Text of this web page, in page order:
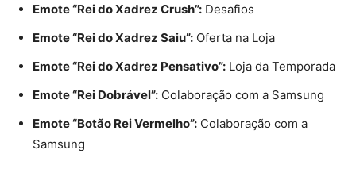
Emote “Rei do Xadrez Crush”: Desafios
Emote “Rei do Xadrez Saiu”: Oferta na Loja
Emote “Rei do Xadrez Pensativo”: Loja da Temporada
Emote “Rei Dobrável”: Colaboração com a Samsung
Emote “Botão Rei Vermelho”: Colaboração com a
Samsung